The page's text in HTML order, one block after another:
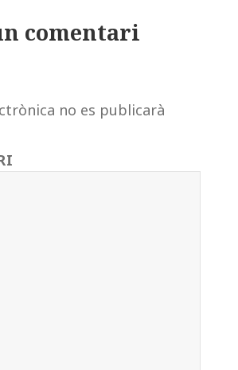
comentari
no es publicarà